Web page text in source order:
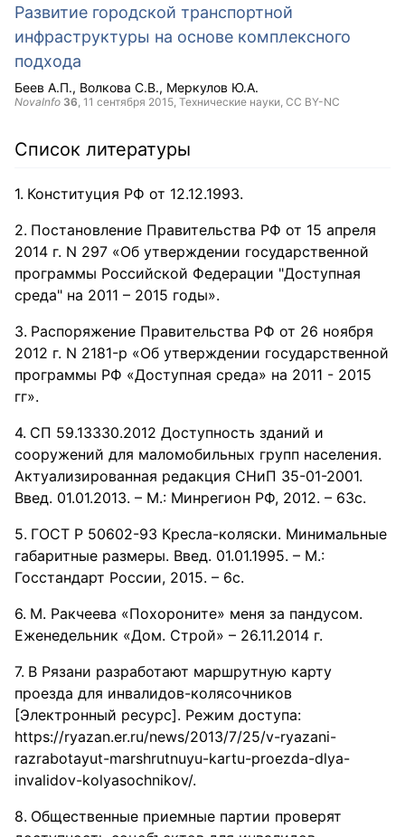
Развитие городской транспортной
инфраструктуры на основе комплексного
подхода
Беев А.П. Волкова С.В. Меркулов Ю.А.
NovaInfo 36 11 сентября 2015 , Технические науки, CC BY-NC
Список литературы
Конституция РФ от 12.12.1993.
Постановление Правительства РФ от 15 апреля
2014 г. N 297 «Об утверждении государственной
программы Российской Федерации "Доступная
среда" на 2011 – 2015 годы».
Распоряжение Правительства РФ от 26 ноября
2012 г. N 2181-р «Об утверждении государственной
программы РФ «Доступная среда» на 2011 - 2015
гг».
СП 59.13330.2012 Доступность зданий и
сооружений для маломобильных групп населения.
Актуализированная редакция СНиП 35-01-2001.
Введ. 01.01.2013. – М.: Минрегион РФ, 2012. – 63с.
ГОСТ Р 50602-93 Кресла-коляски. Минимальные
габаритные размеры. Введ. 01.01.1995. – М.:
Госстандарт России, 2015. – 6с.
М. Ракчеева «Похороните» меня за пандусом.
Еженедельник «Дом. Строй» – 26.11.2014 г.
В Рязани разработают маршрутную карту
проезда для инвалидов-колясочников
[Электронный ресурс]. Режим доступа:
https://ryazan.er.ru/news/2013/7/25/v-ryazani-
razrabotayut-marshrutnuyu-kartu-proezda-dlya-
invalidov-kolyasochnikov/.
Общественные приемные партии проверят